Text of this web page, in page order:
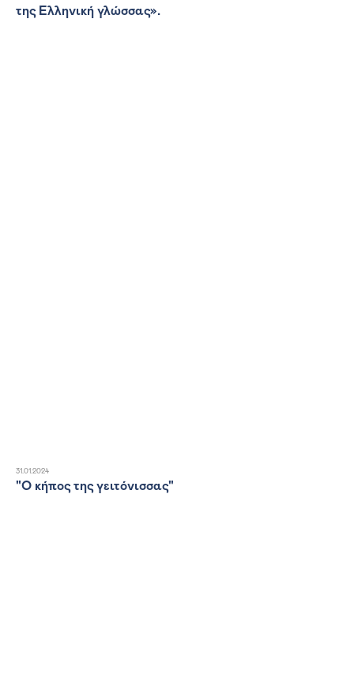
της Ελληνική γλώσσας».
31.01.2024
"Ο κήπος της γειτόνισσας"